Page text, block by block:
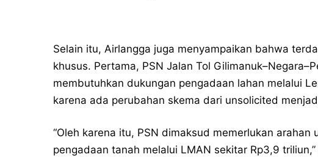
Selain itu, Airlangga juga menyampaikan bahwa
khusus. Pertama, PSN Jalan Tol
membutuhkan dukungan pengadaan lahan melalui
karena ada perubahan skema dari unsolicited
“Oleh karena itu, PSN dimaksud memerlukan
pengadaan tanah melalui LMAN sekitar Rp3,9